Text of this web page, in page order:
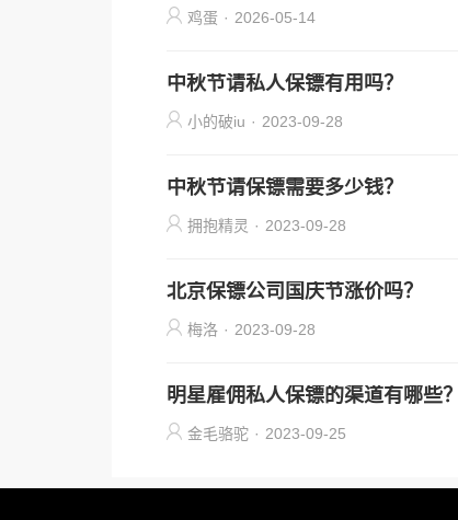
鸡蛋 · 2026-05-14
中秋节请私人保镖有用吗？
小的破iu · 2023-09-28
中秋节请保镖需要多少钱？
拥抱精灵 · 2023-09-28
北京保镖公司国庆节涨价吗？
梅洛 · 2023-09-28
明星雇佣私人保镖的渠道有哪些？
金毛骆驼 · 2023-09-25